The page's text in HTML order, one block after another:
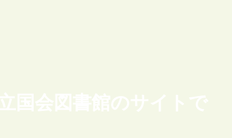
国会図書館のサイトで